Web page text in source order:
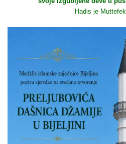
Hadis je